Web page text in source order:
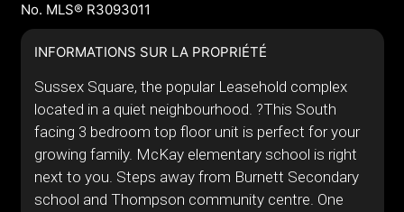
No. MLS® R3093011
INFORMATIONS SUR LA PROPRIÉTÉ
Sussex Square, the popular Leasehold complex
located in a quiet neighbourhood. ?This South
facing 3 bedroom top floor unit is perfect for your
growing family. McKay elementary school is right
next to you. Steps away from Burnett Secondary
school and Thompson community centre. One